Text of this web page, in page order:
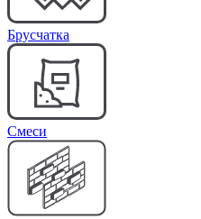
Брусчатка
Cмеси